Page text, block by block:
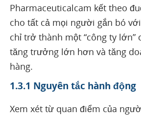
Pharmaceuticalcam kết theo
cho tất cả mọi người gắn bó
chỉ trở thành một “công ty lớn”
tăng trưởng lớn hơn và tăng
hàng.
1.3.1 Nguyên tắc hành động
Xem xét từ quan điểm của